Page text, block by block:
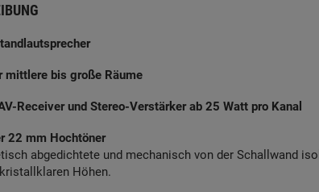
mittlere bis große Räume
Receiver und Stereo-Verstärker ab 25 Watt pro Kanal
22 mm Hochtöner
abgedichtete und mechanisch von der Schallwand
Höhen.